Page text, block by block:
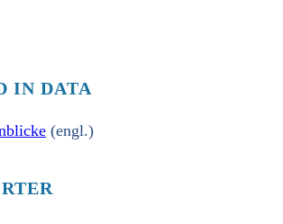
IN DATA
(engl.)